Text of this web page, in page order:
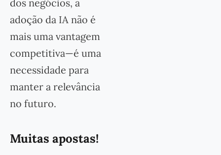
dos negócios, a
adoção da IA não é
mais uma vantagem
competitiva—é uma
necessidade para
manter a relevância
no futuro.
Muitas apostas!